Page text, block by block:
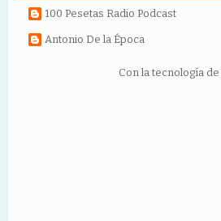
100 Pesetas Radio Podcast
Antonio De la Época
Con la tecnología de